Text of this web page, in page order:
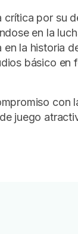
por su
en la
la historia
básico en
con
juego